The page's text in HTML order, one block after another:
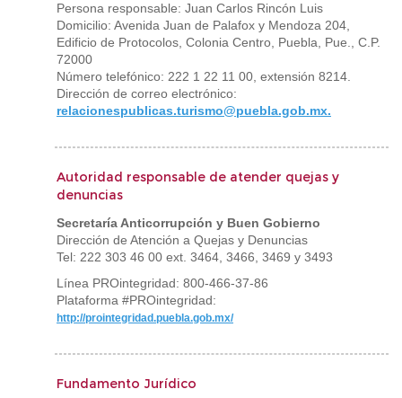
Persona responsable: Juan Carlos Rincón Luis
Domicilio: Avenida Juan de Palafox y Mendoza 204,
Edificio de Protocolos, Colonia Centro, Puebla, Pue., C.P.
72000
Número telefónico: 222 1 22 11 00, extensión 8214.
Dirección de correo electrónico:
relacionespublicas.turismo@puebla.gob.mx.
Autoridad responsable de atender quejas y
denuncias
Secretaría Anticorrupción y Buen Gobierno
Dirección de Atención a Quejas y Denuncias
Tel: 222 303 46 00 ext. 3464, 3466, 3469 y 3493
Línea PROintegridad: 800-466-37-86
Plataforma #PROintegridad:
http://prointegridad.puebla.gob.mx/
Fundamento Jurídico